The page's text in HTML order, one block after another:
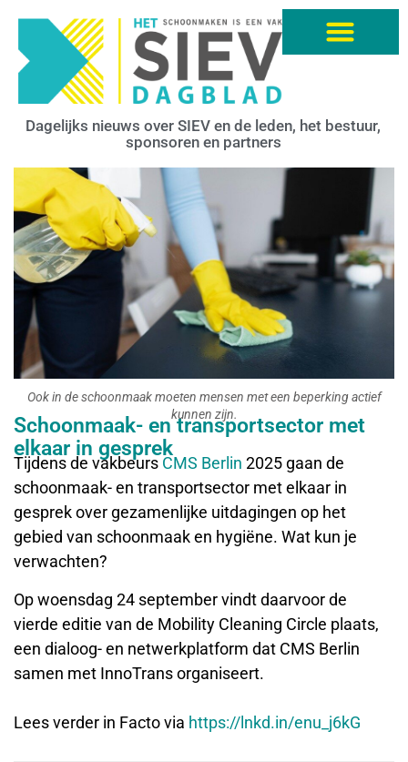
Dagelijks nieuws over SIEV en de leden, het bestuur,
sponsoren en partners
Ook in de schoonmaak moeten mensen met een beperking actief
kunnen zijn.
Schoonmaak- en transportsector met
elkaar in gesprek
Tijdens de vakbeurs CMS Berlin 2025 gaan de
schoonmaak- en transportsector met elkaar in
gesprek over gezamenlijke uitdagingen op het
gebied van schoonmaak en hygiëne. Wat kun je
verwachten?
Op woensdag 24 september vindt daarvoor de
vierde editie van de Mobility Cleaning Circle plaats,
een dialoog- en netwerkplatform dat CMS Berlin
samen met InnoTrans organiseert.
Lees verder in Facto via https://lnkd.in/enu_j6kG